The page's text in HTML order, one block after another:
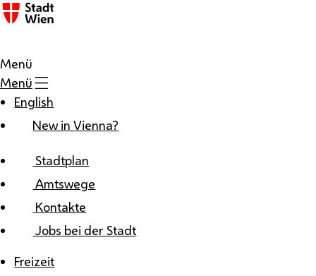
Zum Inhalt
Menü
Menü
English
New in Vienna?
Stadtplan
Amtswege
Kontakte
Jobs bei der Stadt
Freizeit